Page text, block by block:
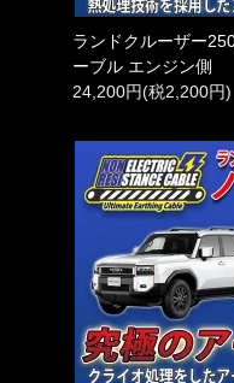
ランドクルーザー
ーブル エンジン側
24,200円(税2,200円)